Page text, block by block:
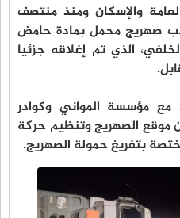
والإسكان ومنذ منتصف
صهريج محمل بمادة حامض
الذي تم إغلاقه جزئيا
مع مؤسسة المواني وكوادر
موقع الصهريج وتنظيم حركة
بتفريغ حمولة الصهريج.